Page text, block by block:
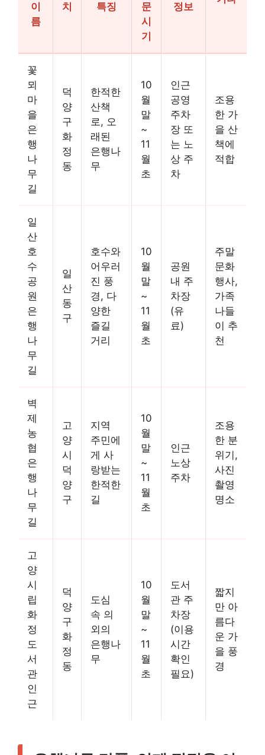
이
름
치
특징
문
시
기
정보
꽃
뫼
마
을
은
행
나
무
길
덕
양
구
화
정
동
한적한
산책
로, 오
래된
은행나
무
10
월
말
~
11
월
초
인근
공영
주차
장 또
는 노
상 주
차
조용
한 가
을 산
책에
적합
일
산
호
수
공
원
은
행
나
무
길
일
산
동
구
호수와
어우러
진 풍
경, 다
양한
즐길
거리
10
월
말
~
11
월
초
공원
내 주
차장
(유
료)
주말
문화
행사,
가족
나들
이 추
천
벽
제
농
협
은
행
나
무
길
고
양
시
덕
양
구
지역
주민에
게 사
랑받는
한적한
길
10
월
말
~
11
월
초
인근
노상
주차
조용
한 분
위기,
사진
촬영
명소
고
양
시
립
화
정
도
서
관
인
근
덕
양
구
화
정
동
도심
속 의
외의
은행나
무
10
월
말
~
11
월
초
도서
관 주
차장
(이용
시간
확인
필요)
짧지
만 아
름다
운 가
을 풍
경